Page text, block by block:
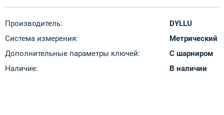
Производитель:
DYLLU
Система измерения:
Метрический
Дополнительные параметры ключей:
С шарниром
Наличие:
В наличии